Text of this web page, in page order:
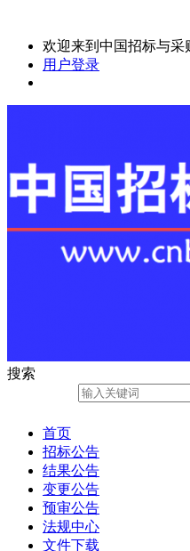
欢迎来到中国招标与采
用户登录
搜索
首页
招标公告
结果公告
变更公告
预审公告
法规中心
文件下载